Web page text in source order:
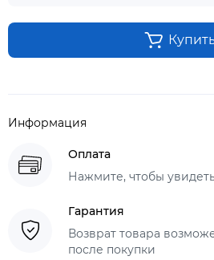
Информация
Оплата
Нажмите, чтобы
Гарантия
Возврат товара
после покупки